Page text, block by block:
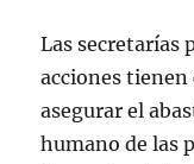
Las secretarías
acciones
asegurar el
humano de las